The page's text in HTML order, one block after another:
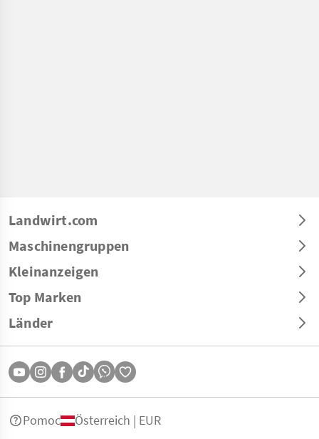
Landwirt.com
Maschinengruppen
Kleinanzeigen
Top Marken
Länder
Pomoc Österreich | EUR